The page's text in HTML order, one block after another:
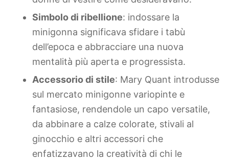
Simbolo di ribellione: indossare la
minigonna significava sfidare i tabù
dell’epoca e abbracciare una nuova
mentalità più aperta e progressista.
Accessorio di stile: Mary Quant introdusse
sul mercato minigonne variopinte e
fantasiose, rendendole un capo versatile,
da abbinare a calze colorate, stivali al
ginocchio e altri accessori che
enfatizzavano la creatività di chi le